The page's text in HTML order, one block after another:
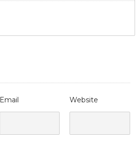
Email Website